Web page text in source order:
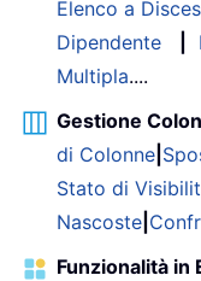
Elenco a
Dipendente
Multipla....
Gestione
di Colonne
Stato di
Nascoste
Funzionalità in